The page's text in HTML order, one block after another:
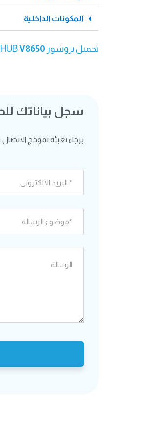
المكونات الداخلية
تحميل بروشور MAXHUB V8650
سجل بياناتك
برجاء تعبئة نموذج